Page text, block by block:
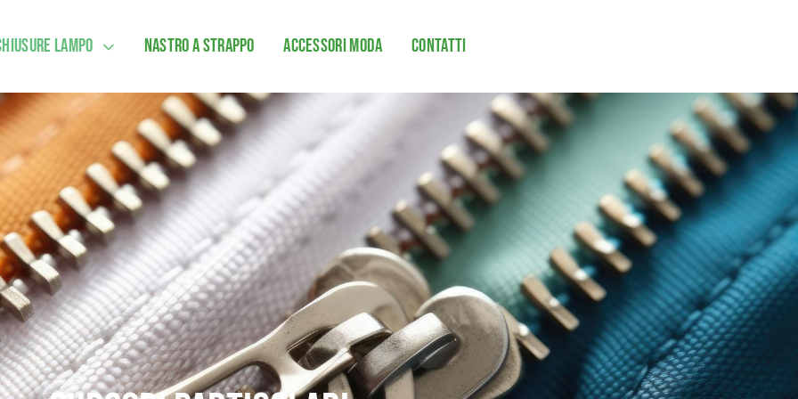
lampo Nastro a strappo Accessori moda Contatti